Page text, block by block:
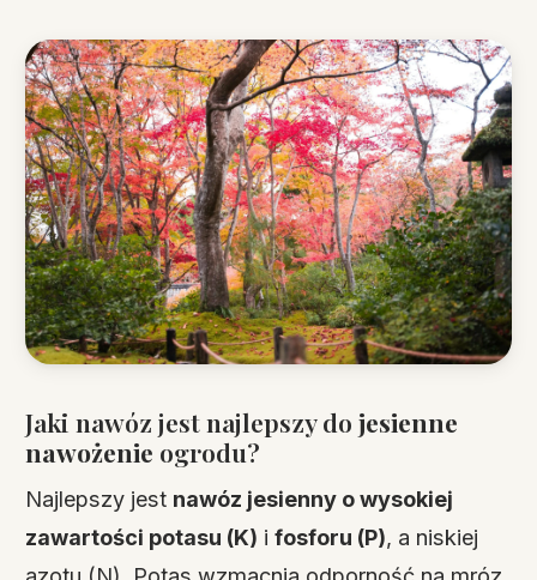
Jaki nawóz jest najlepszy dojesienne
nawożenie ogrodu?
Najlepszy jest nawóz jesienny o wysokiej
zawartości potasu (K) ifosforu (P), a niskiej